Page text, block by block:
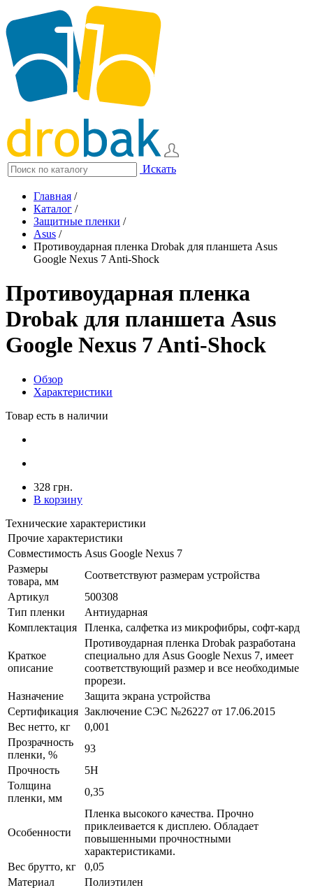
Искать
Главная /
Каталог /
Защитные пленки /
Asus /
Противоударная пленка Drobak для планшета Asus
Google Nexus 7 Anti-Shock
Противоударная пленка
Drobak для планшета Asus
Google Nexus 7 Anti-Shock
Обзор
Характеристики
Товар есть в наличии
328 грн.
В корзину
Технические характеристики
Прочие характеристики
Совместимость Asus Google Nexus 7
Размеры
товара, мм
Соответствуют размерам устройства
Артикул
500308
Тип пленки
Антиударная
Комплектация
Пленка, салфетка из микрофибры, софт-кард
Краткое
описание
Противоударная пленка Drobak разработана
специально для Asus Google Nexus 7, имеет
соответствующий размер и все необходимые
прорези.
Назначение
Защита экрана устройства
Сертификация Заключение СЭС №26227 от 17.06.2015
Вес нетто, кг
0,001
Прозрачность
пленки, %
93
Прочность
5H
Толщина
пленки, мм
0,35
Особенности
Пленка высокого качества. Прочно
приклеивается к дисплею. Обладает
повышенными прочностными
характеристиками.
Вес брутто, кг
0,05
Материал
Полиэтилен